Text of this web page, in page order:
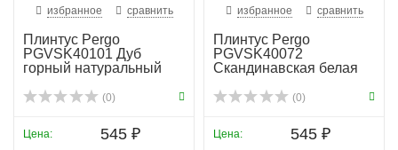
избранное сравнить
Плинтус Pergo
PGVSK40101 Дуб
горный натуральный
(0)
Цена: 545 ₽
избранное сравнить
Плинтус Pergo
PGVSK40072
Скандинавская белая
(0)
Цена: 545 ₽